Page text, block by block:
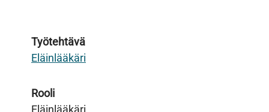
Työtehtävä
Eläinlääkäri
Rooli
Eläinlääkäri